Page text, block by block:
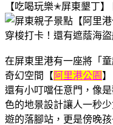
【吃喝玩樂✭屏東墾丁】
在屏東里港有一座將「
奇幻空間【 阿里港公園
還有小叮噹任意門，像
色的地景設計讓人一秒
遊的落腳站，更是傍晚